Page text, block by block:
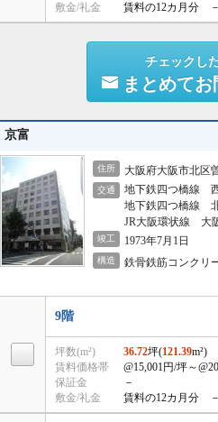
敷金/礼金
賃料の12カ月分 －
チェックし
まとめてお
京富
住所 大阪府大阪市北区
交通
地下鉄四つ橋線
地下鉄四つ橋線
JR大阪環状線 大
竣工 1973年7月1日
構造 鉄骨鉄筋コンクリ
9階
坪数(m²) 36.72坪(121.39m²)
賃料価格帯
@15,001円/坪～
保証金
－
敷金/礼金
賃料の12カ月分 －